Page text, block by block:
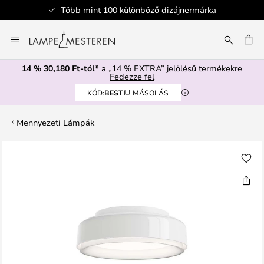
Több mint 100 különböző dizájnermárka
a
tartalomhoz
14 % 30,180 Ft-tól* a „14 % EXTRA” jelölésű termékekre
Fedezze fel
KÓD:BEST MÁSOLÁS
Mennyezeti Lámpák